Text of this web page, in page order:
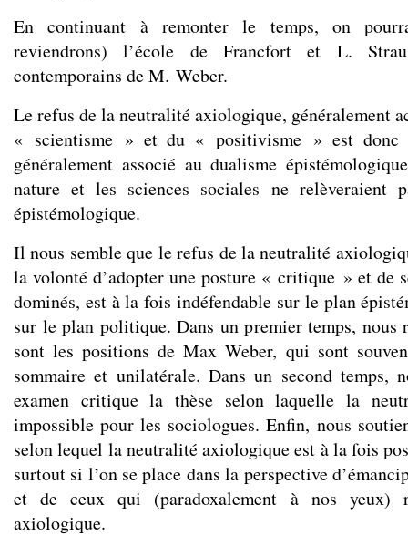
En continuant à remonter le temps, on
reviendrons) l’école de Francfort et L.
contemporains de M. Weber.
Le refus de la neutralité axiologique, généralement
« scientisme » et du « positivisme » est donc
généralement associé au dualisme
nature et les sciences sociales ne relèveraient
épistémologique.
Il nous semble que le refus de la neutralité
la volonté d’adopter une posture « critique » et de
dominés, est à la fois indéfendable sur le plan
sur le plan politique. Dans un premier temps, nous
sont les positions de Max Weber, qui sont
sommaire et unilatérale. Dans un second temps,
examen critique la thèse selon laquelle la
impossible pour les sociologues. Enfin, nous
selon lequel la neutralité axiologique est à la fois
surtout si l’on se place dans la perspective
et de ceux qui (paradoxalement à nos yeux)
axiologique.